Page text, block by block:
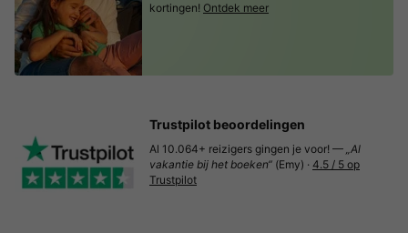
kortingen! Ontdek meer
Trustpilot beoordelingen
Al 10.064+ reizigers gingen je voor! — „Al
vakantie bij het boeken“ (Emy) · 4.5 / 5 op
Trustpilot